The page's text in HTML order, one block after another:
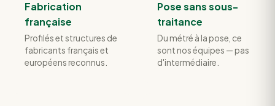
Fabrication
française
Profilés et structures de
fabricants français et
européens reconnus.
Pose sans sous-
traitance
Du métré à la pose, ce
sont nos équipes — pas
d'intermédiaire.